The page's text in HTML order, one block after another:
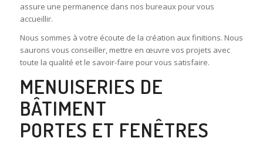
assure une permanence dans nos bureaux pour vous
accueillir.
Nous sommes à votre écoute de la création aux finitions. Nous
saurons vous conseiller, mettre en œuvre vos projets avec
toute la qualité et le savoir-faire pour vous satisfaire.
MENUISERIES DE
BÂTIMENT
PORTES ET FENÊTRES